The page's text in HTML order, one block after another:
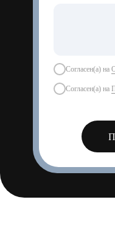
Согласен(а) на
Согласен(а) на